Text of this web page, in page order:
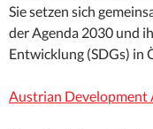
Sie setzen sich
der Agenda 2030 und
Entwicklung (SDGs) in
Austrian Development